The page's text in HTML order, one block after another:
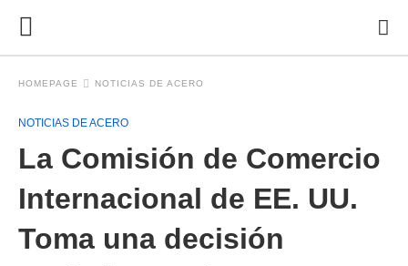
HOMEPAGE NOTICIAS DE ACERO
NOTICIAS DE ACERO
La Comisión de Comercio
Internacional de EE. UU.
Toma una decisión